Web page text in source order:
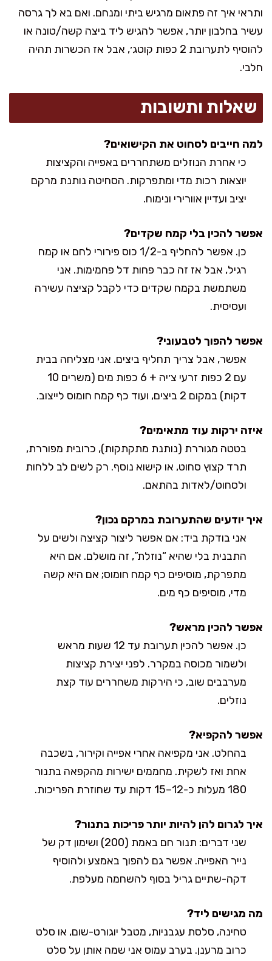
ותראי איך זה פתאום מרגיש ביתי ומנחם. ואם בא לך גרסה
עשיר בחלבון יותר, אפשר להגיש ליד ביצה קשה/טונה או
להוסיף לתערובת 2 כפות קוטג׳, אבל אז הכשרות תהיה
חלבי.
שאלות ותשובות
למה חייבים לסחוט את הקישואים?
כי אחרת הנוזלים משתחררים באפייה והקציצות
יוצאות רכות מדי ומתפרקות. הסחיטה נותנת מרקם
יציב ועדיין אוורירי ונימוח.
אפשר להכין בלי קמח שקדים?
כן. אפשר להחליף ב-1/2 כוס פירורי לחם או קמח
רגיל, אבל אז זה כבר פחות דל פחמימות. אני
משתמשת בקמח שקדים כדי לקבל קציצה עשירה
ועסיסית.
אפשר להפוך לטבעוני?
אפשר, אבל צריך תחליף ביצים. אני מצליחה בבית
עם 2 כפות זרעי צ׳יה + 6 כפות מים (משרים 10
דקות) במקום 2 ביצים, ועוד כף קמח חומוס לייצוב.
איזה ירקות עוד מתאימים?
בטטה מגוררת (נותנת מתקתקות), כרובית מפוררת,
תרד קצוץ סחוט, או קישוא נוסף. רק לשים לב ללחות
ולסחוט/לאדות בהתאם.
איך יודעים שהתערובת במרקם נכון?
אני בודקת ביד: אם אפשר ליצור קציצה ולשים על
התבנית בלי שהיא “נוזלת”, זה מושלם. אם היא
מתפרקת, מוסיפים כף קמח חומוס; אם היא קשה
מדי, מוסיפים כף מים.
אפשר להכין מראש?
כן. אפשר להכין תערובת עד 12 שעות מראש
ולשמור מכוסה במקרר. לפני יצירת קציצות
מערבבים שוב, כי הירקות משחררים עוד קצת
נוזלים.
אפשר להקפיא?
בהחלט. אני מקפיאה אחרי אפייה וקירור, בשכבה
אחת ואז לשקית. מחממים ישירות מהקפאה בתנור
180 מעלות כ-12–15 דקות עד שחוזרת הפריכות.
איך לגרום להן להיות יותר פריכות בתנור?
שני דברים: תנור חם באמת (200) ושימון דק של
נייר האפייה. אפשר גם להפוך באמצע ולהוסיף
דקה-שתיים גריל בסוף להשחמה מעלפת.
מה מגישים ליד?
טחינה, סלסת עגבניות, מטבל יוגורט-שום, או סלט
כרוב מרענן. בערב עמוס אני שמה אותן על סלט